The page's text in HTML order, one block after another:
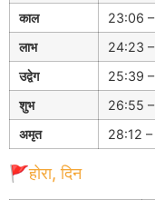
काल
23:06
लाभ
24:23
उद्वेग
25:39
शुभ
26:55
अमृत
28:12
🚩होरा, दिन